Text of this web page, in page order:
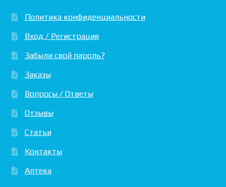
Политика конфиденциальности
Вход / Регистрация
Забыли свой пароль?
Заказы
Вопросы / Ответы
Отзывы
Статьи
Контакты
Аптека